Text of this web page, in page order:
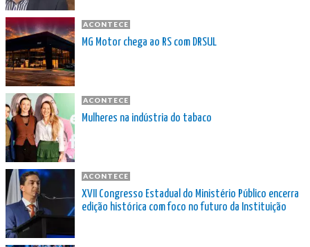
ACONTECE
MG Motor chega ao RS com DRSUL
ACONTECE
Mulheres na indústria do tabaco
ACONTECE
XVII Congresso Estadual do Ministério Público encerra
edição histórica com foco no futuro da Instituição